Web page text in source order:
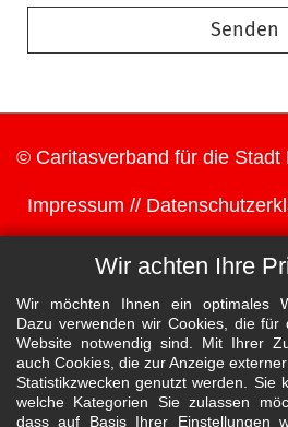
Wir achten Ihre
Wir möchten Ihnen ein optimales
Dazu verwenden wir Cookies, die für
Website notwendig sind. Mit Ihrer
auch Cookies, die zur Anzeige
Statistikzwecken genutzt werden. Sie
welche Kategorien Sie zulassen
dass auf Basis Ihrer Einstellungen
© Caritasverband für die Stadt
Impressum